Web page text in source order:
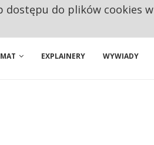
EXPLAINERY WYWIADY
dostępu do plików cookies w